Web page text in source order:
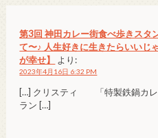
第3回 神田カレー街食べ歩きスタ
て〜♪ 人生好きに生きたらいいじ
が幸せ】
より:
2023年4月16日 6:32 PM
[…] クリスティ 「特製鉄鍋カレ
ラン […]